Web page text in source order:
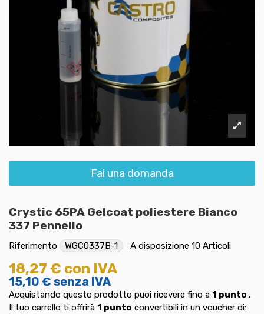
Fai una domanda
Crystic 65PA Gelcoat poliestere Bianco
337 Pennello
Riferimento WGC0337B-1 A disposizione 10 Articoli
18,27 € con IVA
15,10 € senza IVA
Acquistando questo prodotto puoi ricevere fino a 1 punto .
Il tuo carrello ti offrirà 1 punto convertibili in un voucher di: